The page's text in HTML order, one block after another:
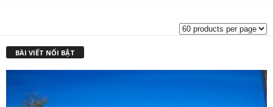
BÀI VIẾT NỔI BẬT